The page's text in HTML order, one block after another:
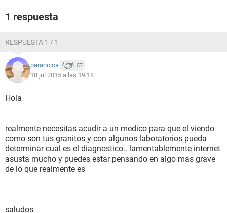
1 respuesta
RESPUESTA 1 / 1
paranoica 57
18 jul 2015 a las 19:18
Hola
realmente necesitas acudir a un medico para que el viendo
como son tus granitos y con algunos laboratorios pueda
determinar cual es el diagnostico.. lamentablemente internet
asusta mucho y puedes estar pensando en algo mas grave
de lo que realmente es
saludos